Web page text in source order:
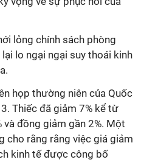
lỏng chính sách phòng
lo ngại ngại suy thoái kinh
họp thường niên của Quốc
Thiếc đã giảm 7% kể từ
đồng giảm gần 2%. Một
rằng rằng việc giá giảm
kinh tế được công bố